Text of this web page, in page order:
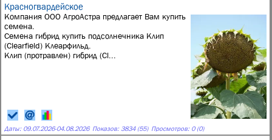
Красногвардейское
Компания ООО АгроАстра предлагает Вам купить
семена.
Семена гибрид купить подсолнечника Клип
(Clearfield) Клеарфильд.
Клип (протравлен) гибрид (Cl...
Даты: 09.07.2026-04.08.2026 Показов: 3834 (55) Просмотров: 0 (0)